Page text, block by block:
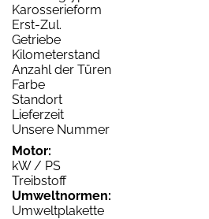
Karosserieform
Erst-Zul.
Getriebe
Kilometerstand
Anzahl der Türen
Farbe
Standort
Lieferzeit
Unsere Nummer
Motor:
kW / PS
Treibstoff
Umweltnormen:
Umweltplakette